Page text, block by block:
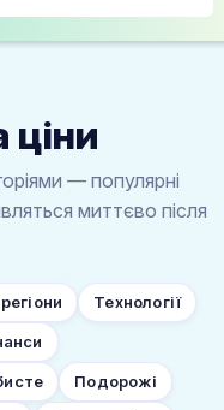
ціни
— популярні
миттєво після
Технології
Подорожі